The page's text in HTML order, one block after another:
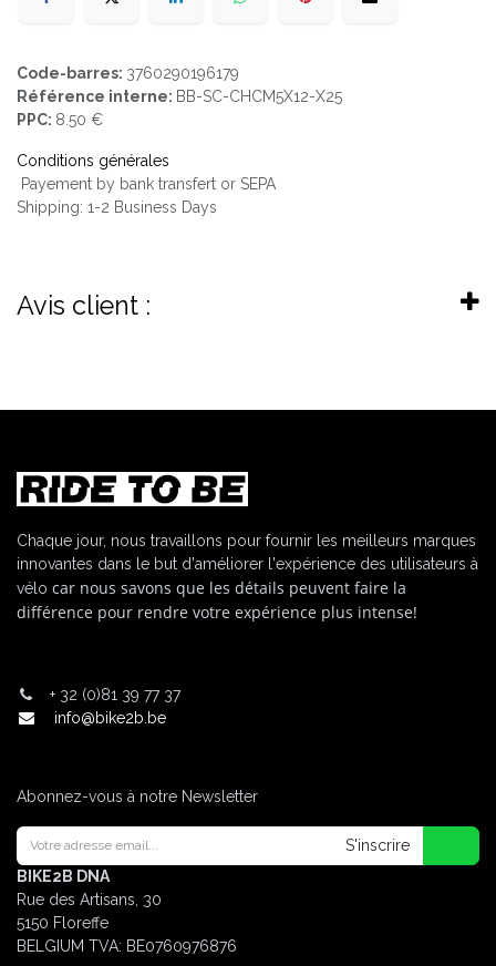
Code-barres: 3760290196179
Référence interne: BB-SC-CHCM5X12-X25
PPC: 8.50 €
Conditions générales
Payement by bank transfert or SEPA
Shipping: 1-2 Business Days
Avis client :
Chaque jour, nous travaillons pour fournir les meilleurs marques
innovantes dans le but d'améliorer l'expérience des utilisateurs à
vélo car nous savons que les détails peuvent faire la
différence pour rendre votre expérience plus intense!
+ 32 (0)81 39 77 37
info@bike2b.be
Abonnez-vous à notre Newsletter
S'inscrire
BIKE2B DNA
Rue des Artisans, 30
5150 Floreffe
BELGIUM TVA: BE0760976876